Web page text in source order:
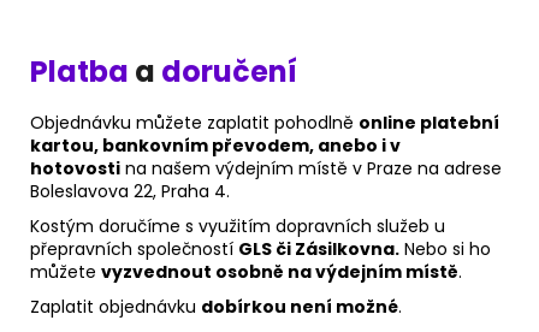
Platba a doručení
Objednávku můžete zaplatit pohodlně online platební
kartou, bankovním převodem, anebo i v
hotovosti na našem výdejním místě v Praze na adrese
Boleslavova 22, Praha 4.
Kostým doručíme s využitím dopravních služeb u
přepravních společností GLS či Zásilkovna. Nebo si ho
můžete vyzvednout osobně na výdejním místě.
Zaplatit objednávku dobírkou není možné.